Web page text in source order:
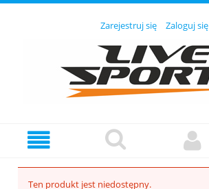
Zarejestruj się Zaloguj się
Ten produkt jest niedostępny.